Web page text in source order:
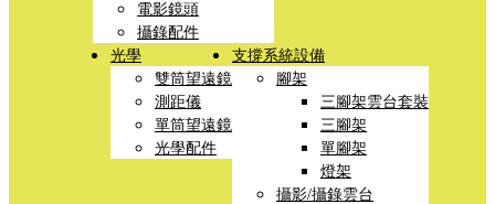
電影鏡頭
攝錄配件
光學
雙筒望遠鏡
測距儀
單筒望遠鏡
光學配件
支撐系統設備
腳架
三腳架雲台套裝
三腳架
單腳架
燈架
攝影/攝錄雲台